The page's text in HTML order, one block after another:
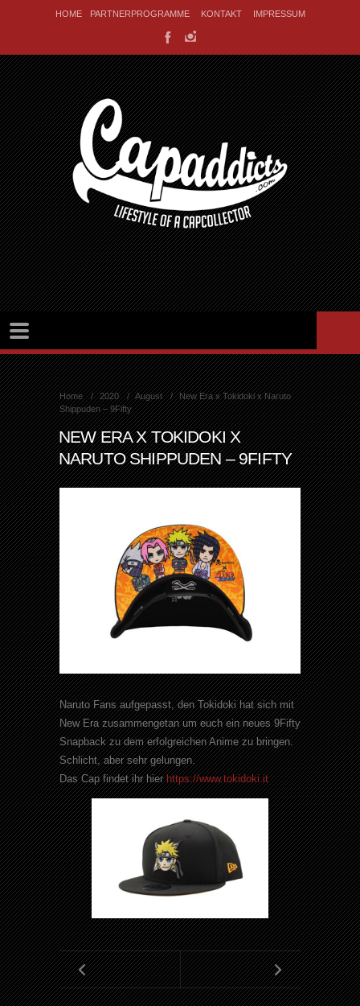
HOME PARTNERPROGRAMME KONTAKT IMPRESSUM
Home 2020 August
New Era x Tokidoki x Naruto
Shippuden – 9Fifty
NEW ERA X TOKIDOKI X
NARUTO SHIPPUDEN – 9FIFTY
Naruto Fans aufgepasst, den Tokidoki hat sich mit
New Era zusammengetan um euch ein neues 9Fifty
Snapback zu dem erfolgreichen Anime zu bringen.
Schlicht, aber sehr gelungen.
Das Cap findet ihr hierhttps://www.tokidoki.it